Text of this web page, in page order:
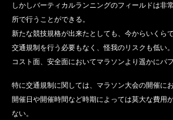
しかしバーティカルランニングのフィールドは非
所で行うことができる。
新たな競技規格が出来たとしても、今からいくら
交通規制を行う必要もなく、怪我のリスクも低い。
コスト面、安全面においてマラソンより遥かにパ
特に交通規制に関しては、マラソン大会の開催に
開催日や開催時間など時期によっては莫大な費用
ない。